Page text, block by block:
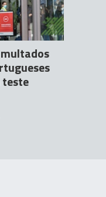
teste